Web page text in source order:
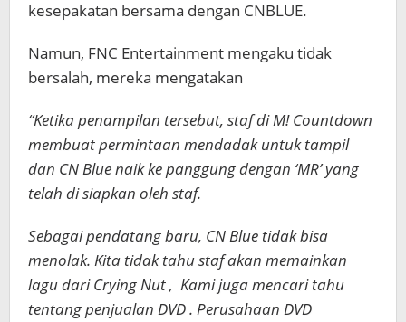
kesepakatan bersama dengan CNBLUE.
Namun, FNC Entertainment mengaku tidak
bersalah, mereka mengatakan
“Ketika penampilan tersebut, staf di M! Countdown
membuat permintaan mendadak untuk tampil
dan CN Blue naik ke panggung dengan ‘MR’ yang
telah di siapkan oleh staf.
Sebagai pendatang baru, CN Blue tidak bisa
menolak. Kita tidak tahu staf akan memainkan
lagu dari Crying Nut , Kami juga mencari tahu
tentang penjualan DVD . Perusahaan DVD